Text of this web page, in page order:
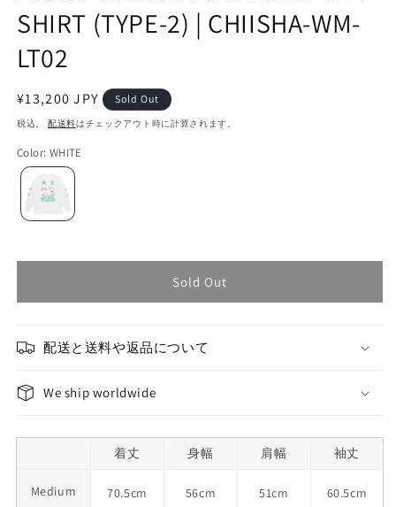
SHIRT (TYPE-2) | CHIISHA-WM-
LT02
通
常
格
¥13,200 JPY Sold Out
税込。 配送料はチェックアウト時に計算されます。
Color: WHITE
Sold Out
配送と送料や返品について
We ship worldwide
着丈 身幅 肩幅 袖丈
Medium 70.5cm 56cm 51cm 60.5cm